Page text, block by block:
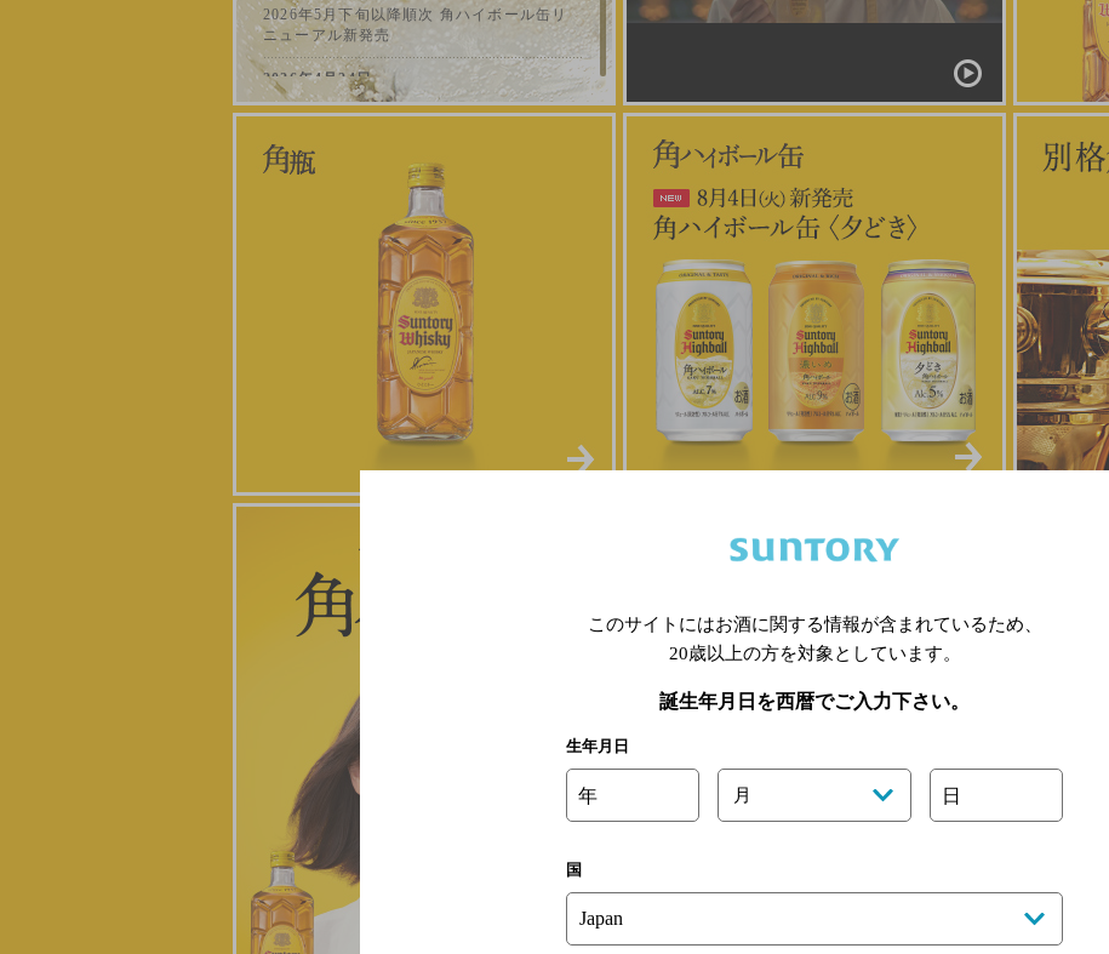
2026年5月下旬以降順次 角ハイボール缶リ
ニューアル新発売
2026年4月24日
CM 角瓶「歌う人」篇 を公開しました。
2026年3月30日
コンテンツ「別格角ハイボール」を公開し
動画 角瓶「幸せの角ハイボールの作り方」
篇 を公開しました。
白角ハイボール缶 限定新発売
CM 角瓶「仕事終わり」篇 を公開しまし
CM 角瓶「はじまり」篇 を公開しました。
2025年7月13日
CM 角瓶「その寄り道は、幸せに続く。」
篇 を公開しました。
2024年12月12日
CM「JAPANESE WHISKYがお好きでし
ょ」篇 60秒を公開しました。
2024年12月5日
CM 角瓶「蒸溜所の品質」篇 15秒を公開し
ました。
2023年3月27日
角ハイボール缶リニューアル新発売
このサイトにはお酒に関する情報が含まれているため、
20歳以上の方を対象としています。
誕生年月日を西暦でご入力下さい。
生年月日
年 月 日
国